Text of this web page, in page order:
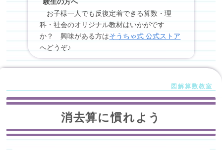
験生の方へ
お子様一人でも反復定着できる算数・理
科・社会のオリジナル教材はいかがです
か？ 興味がある方はそうちゃ式 公式ストア
へどうぞ♪
消去算に慣れよう